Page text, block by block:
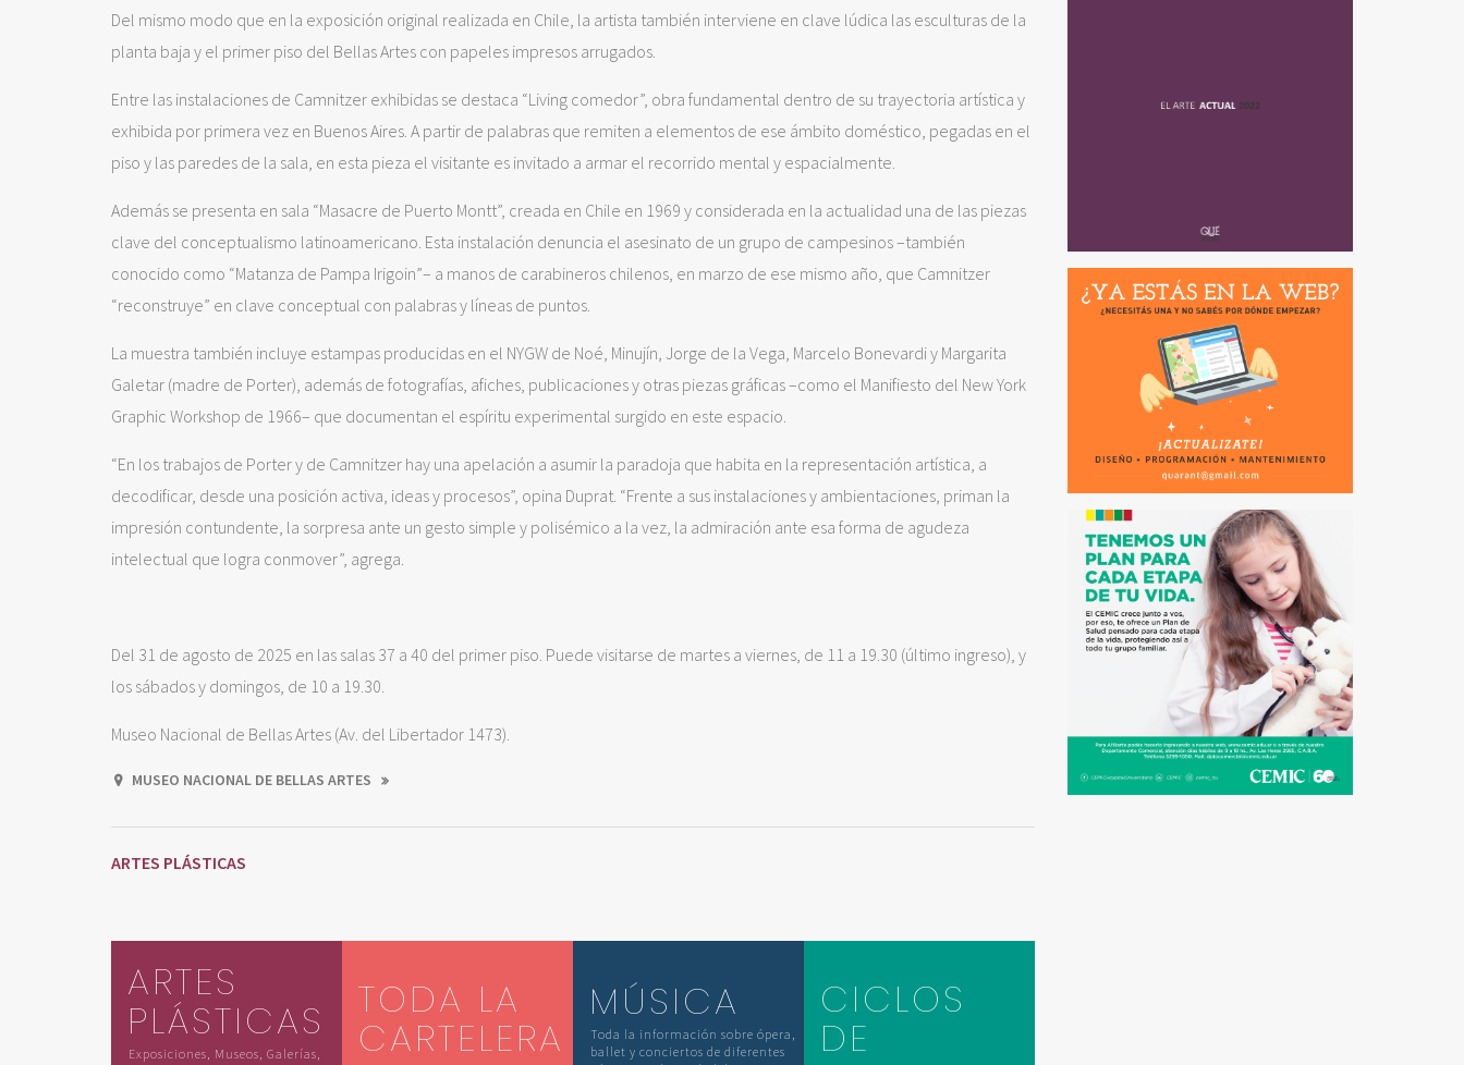
Del mismo modo que en la exposición original realizada en Chile, la artista también interviene en clave lúdica las esculturas de la
planta baja y el primer piso del Bellas Artes con papeles impresos arrugados.
Entre las instalaciones de Camnitzer exhibidas se destaca “Living comedor”, obra fundamental dentro de su trayectoria artística y
exhibida por primera vez en Buenos Aires. A partir de palabras que remiten a elementos de ese ámbito doméstico, pegadas en el
piso y las paredes de la sala, en esta pieza el visitante es invitado a armar el recorrido mental y espacialmente.
Además se presenta en sala “Masacre de Puerto Montt”, creada en Chile en 1969 y considerada en la actualidad una de las piezas
clave del conceptualismo latinoamericano. Esta instalación denuncia el asesinato de un grupo de campesinos –también
conocido como “Matanza de Pampa Irigoin”– a manos de carabineros chilenos, en marzo de ese mismo año, que Camnitzer
“reconstruye” en clave conceptual con palabras y líneas de puntos.
La muestra también incluye estampas producidas en el NYGW de Noé, Minujín, Jorge de la Vega, Marcelo Bonevardi y Margarita
Galetar (madre de Porter), además de fotografías, afiches, publicaciones y otras piezas gráficas –como el Manifiesto del New York
Graphic Workshop de 1966– que documentan el espíritu experimental surgido en este espacio.
“En los trabajos de Porter y de Camnitzer hay una apelación a asumir la paradoja que habita en la representación artística, a
decodificar, desde una posición activa, ideas y procesos”, opina Duprat. “Frente a sus instalaciones y ambientaciones, priman la
impresión contundente, la sorpresa ante un gesto simple y polisémico a la vez, la admiración ante esa forma de agudeza
intelectual que logra conmover”, agrega.
Del 31 de agosto de 2025 en las salas 37 a 40 del primer piso. Puede visitarse de martes a viernes, de 11 a 19.30 (último ingreso), y
los sábados y domingos, de 10 a 19.30.
Museo Nacional de Bellas Artes (Av. del Libertador 1473).
MUSEO NACIONAL DE BELLAS ARTES
ARTES PLÁSTICAS
ARTES
PLÁSTICAS
Exposiciones, Museos, Galerías,
TODA LA
CARTELERA
MÚSICA
Toda la información sobre ópera,
ballet y conciertos de diferentes
CICLOS
DE